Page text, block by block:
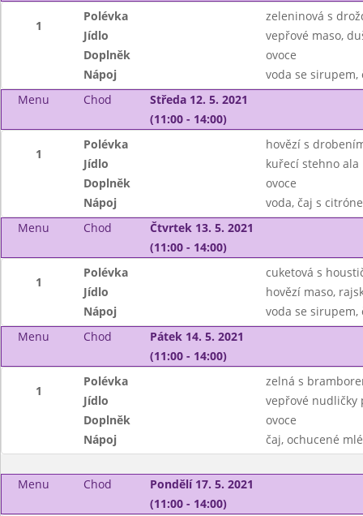
1
Polévka
zeleninová s
Jídlo
vepřové maso,
Doplněk
ovoce
Nápoj
voda se sirupem,
Menu
Chod
Středa 12. 5. 2021
(11:00 - 14:00)
1
Polévka
hovězí s
Jídlo
kuřecí stehno ala
Doplněk
ovoce
Nápoj
voda, čaj s
Menu
Chod
Čtvrtek 13. 5. 2021
(11:00 - 14:00)
1
Polévka
cuketová s
Jídlo
hovězí maso,
Nápoj
voda se sirupem,
Menu
Chod
Pátek 14. 5. 2021
(11:00 - 14:00)
1
Polévka
zelná s
Jídlo
vepřové nudličky
Doplněk
ovoce
Nápoj
čaj, ochucené
Menu Chod
Pondělí 17. 5. 2021
(11:00 - 14:00)